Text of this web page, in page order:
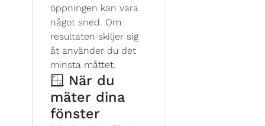
öppningen kan vara
något sned. Om
resultaten skiljer sig
åt använder du det
minsta måttet.
🪟 När du
mäter dina
fönster